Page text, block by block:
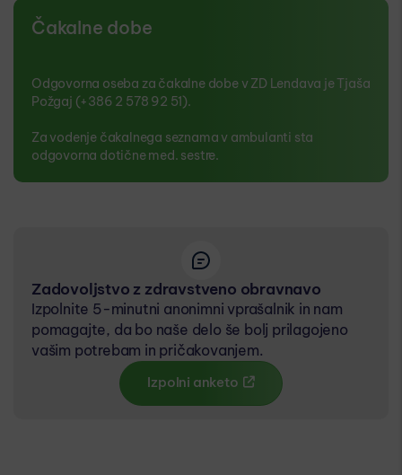
Čakalne dobe
Odgovorna oseba za čakalne dobe v ZD Lendava je Tjaša
Požgaj (+386 2 578 92 51).
Za vodenje čakalnega seznama v ambulanti sta
odgovorna dotične med. sestre.
Zadovoljstvo z zdravstveno obravnavo
Izpolnite 5-minutni anonimni vprašalnik in nam
pomagajte, da bo naše delo še bolj prilagojeno
vašim potrebam in pričakovanjem.
Izpolni anketo